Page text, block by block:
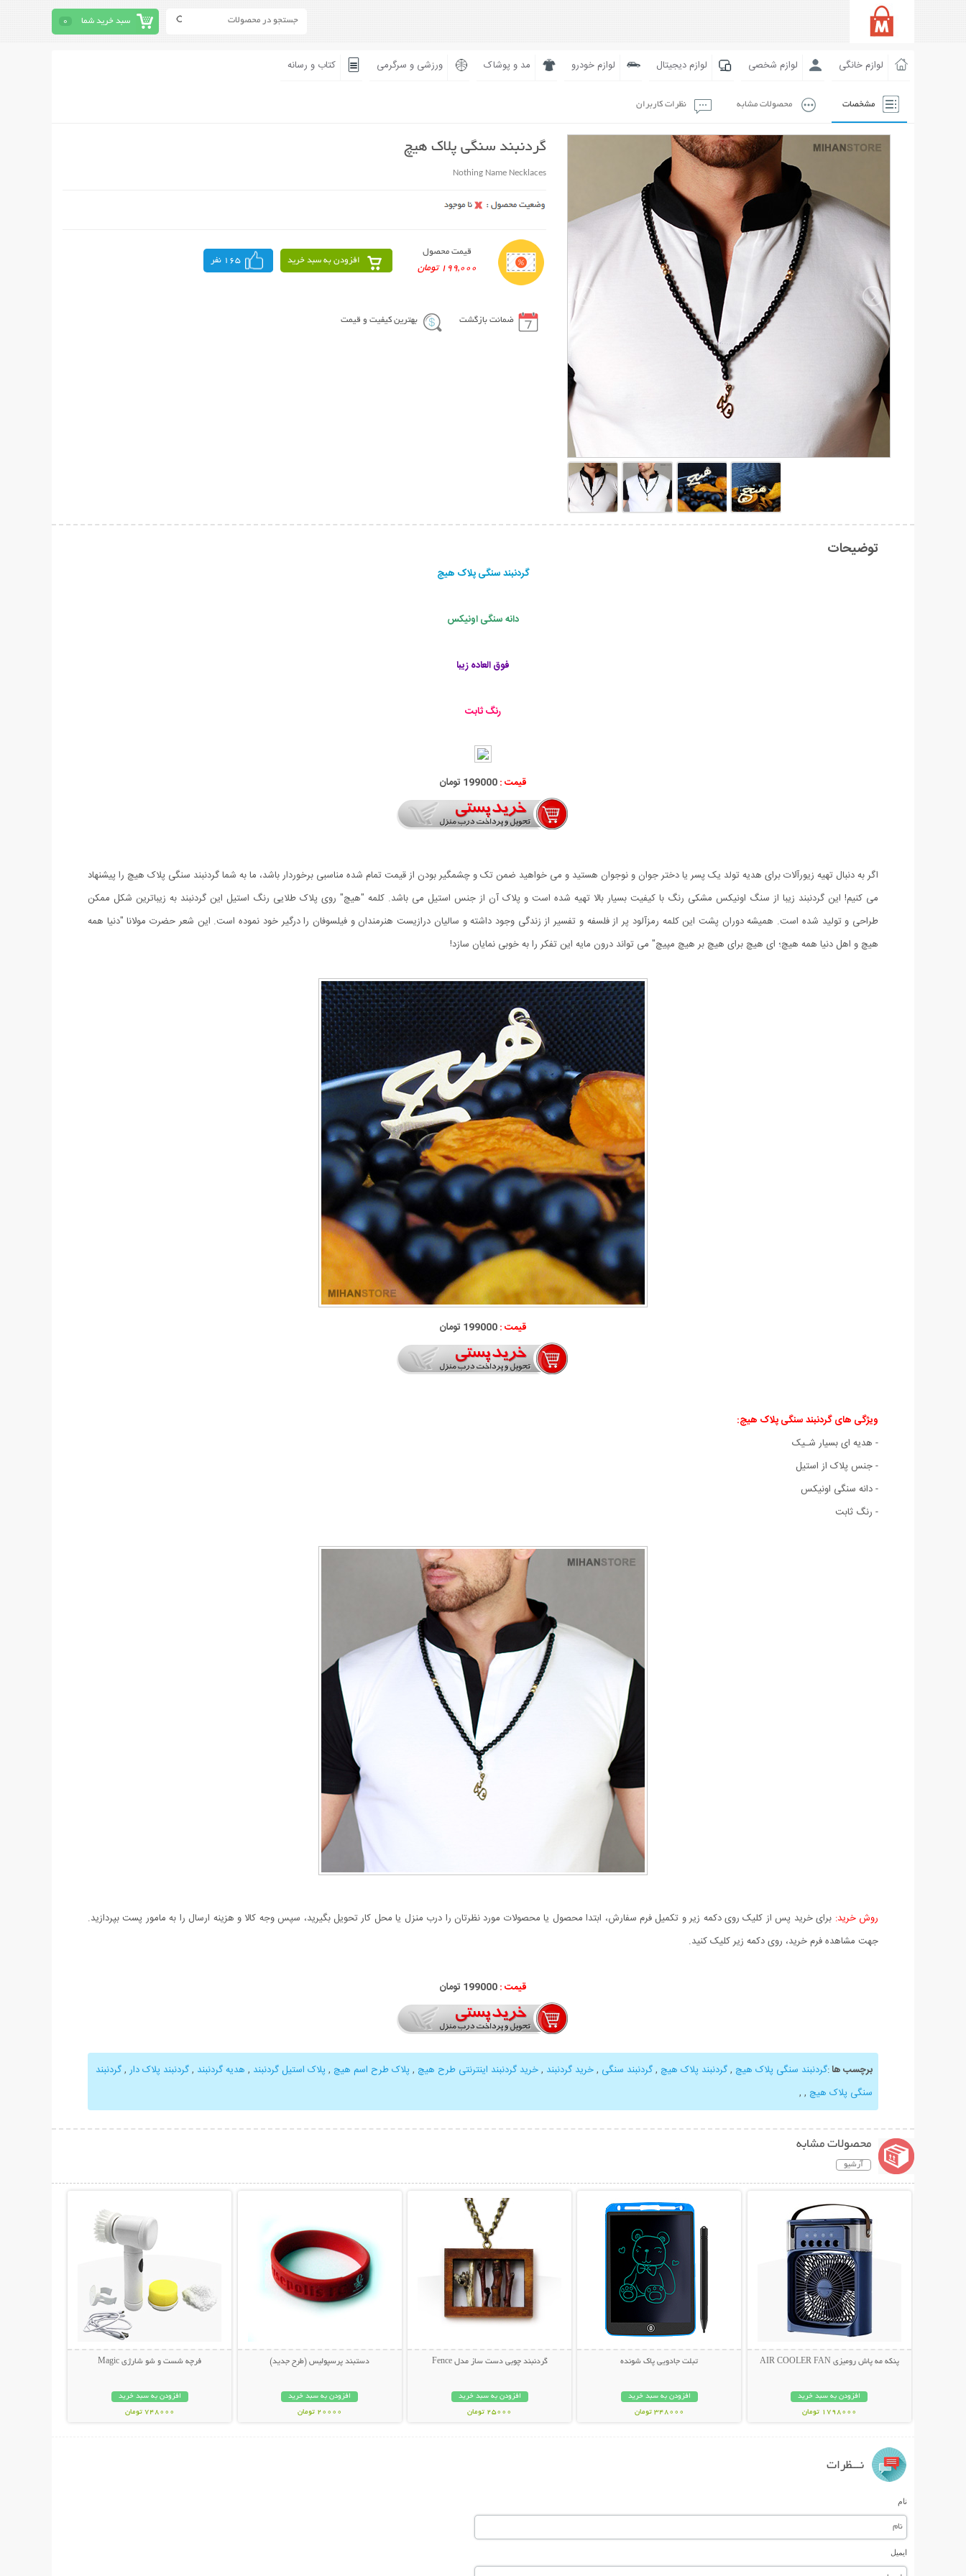
سبد خرید شما 0
لوازم خانگی لوازم شخصی لوازم دیجیتال لوازم خودرو مد و پوشاک ورزشی و سرگرمی کتاب و رسانه
مشخصات محصولات مشابه نظرات کاربران
گردنبند سنگی پلاک هیچ
Nothing Name Necklaces
قیمت محصول
199,000 تومان
افزودن به سبد خرید 165 نفر
ضمانت بازگشت بهترین کیفیت و قیمت
توضیحات
گردنبند سنگی پلاک هیچ
دانه سنگی اونیکس
فوق العاده زیبا
رنگ ثابت
قیمت :199000 تومان
اگر به دنبال تهیه زیورآلات برای هدیه تولد یک پسر یا دختر جوان و نوجوان هستید و می خواهید ضمن تک و چشمگیر بودن از قیمت تمام شده مناسبی برخوردار باشد، ما به شما گردنبند سنگی پلاک هیچ را پیشنهاد
می کنیم! این گردنبند زیبا از سنگ اونیکس مشکی رنگ با کیفیت بسیار بالا تهیه شده است و پلاک آن از جنس استیل می باشد. کلمه "هیچ" روی پلاک طلایی رنگ استیل این گردنبند به زیباترین شکل ممکن
طراحی و تولید شده است. همیشه دوران پشت این کلمه رمزآلود پر از فلسفه و تفسیر از زندگی وجود داشته و سالیان درازیست هنرمندان و فیلسوفان را درگیر خود نموده است. این شعر حضرت مولانا "دنیا همه
هیچ و اهل دنیا همه هیچ؛ ای هیچ برای هیچ بر هیچ مپیچ" می تواند درون مایه این تفکر را به خوبی نمایان سازد!
قیمت :199000 تومان
ویژگی های گردنبند سنگی پلاک هیچ:
- هدیه ای بسیار شـیک
- جنس پلاک از استیل
- دانه سنگی اونیکس
- رنگ ثابت
روش خرید: برای خرید پس از کلیک روی دکمه زیر و تکمیل فرم سفارش، ابتدا محصول یا محصولات مورد نظرتان را درب منزل یا محل کار تحویل بگیرید، سپس وجه کالا و هزینه ارسال را به مامور پست بپردازید.
جهت مشاهده فرم خرید، روی دکمه زیر کلیک کنید.
قیمت : 199000 تومان
برچسب ها:گردنبند سنگی پلاک هیچ ,گردنبند پلاک هیچ ,گردنبند سنگی ,خرید گردنبند ,خرید گردنبند اینترنتی طرح هیچ , پلاک طرح اسم هیچ , پلاک استیل گردنبند , هدیه گردنبند ,گردنبند پلاک دار ,گردنبند
سنگی پلاک هیچ ,
,
محصولات مشابه
آرشیو
پنکه مه پاش رومیزی AIR COOLER FAN
افزودن به سبد خرید
1798000 تومان
تبلت جادویی پاک شونده
افزودن به سبد خرید
348000 تومان
گردنبند چوبی دست ساز مدل Fence
افزودن به سبد خرید
25000 تومان
دستبند پرسپولیس (طرح جدید)
افزودن به سبد خرید
20000 تومان
فرچه شست و شو شارژی Magic
افزودن به سبد خرید
748000 تومان
نـــظرات
نام
ایمیل